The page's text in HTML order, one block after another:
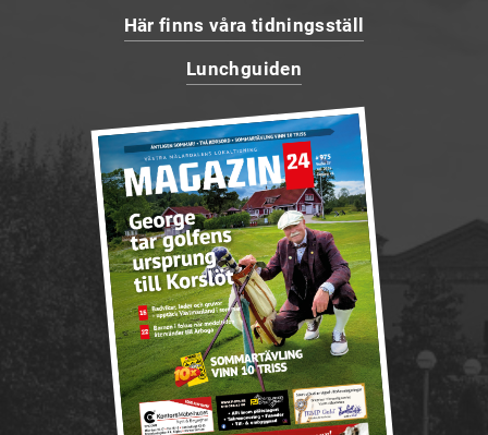
Här finns våra tidningsställ
Lunchguiden